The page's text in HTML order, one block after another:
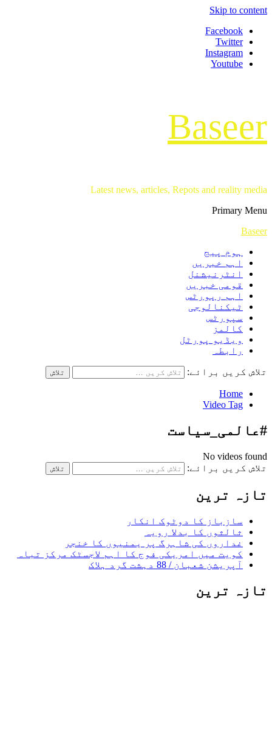
Skip to content
Facebook
Twitter
Instagram
Youtube
Baseer
Latest news, articles, Repots and reality media
Primary Menu
Baseer
ہوم پیج
اہم خبریں
انٹرنیشنل
قومی خبریں
اہم رپورٹس
ٹیکنالوجی
سپورٹس
کالمز
ویڈیو پورٹل
رابطہ
تلاش کریں برائے:
Home
Video Tag
#عالمی_سیاست
No videos found
تلاش کریں برائے:
تازہ ترین
سازباز کا دوٹوک انکار
ثالثوں کا بدلا رویہ
غداروں کی شاہرگ پر یمنیوں کا خنجر
کویت میں امریکی فوج کا اہم لاجسٹک مرکز تباہ
آپریشن شعبان / 88 دہشت گرد ہلاک
تازہ ترین